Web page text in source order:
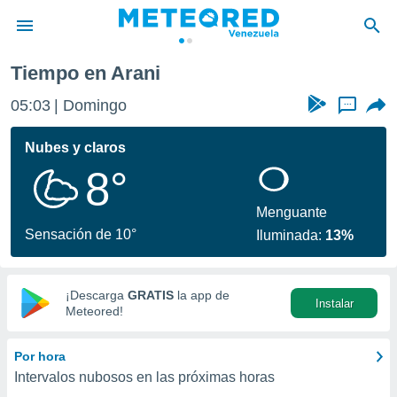
de
ha
calidad.
a este
las
y
digital
basada
Tiempo en Arani
05:03 Domingo ...
Nubes y claros
8°
Sensación de 10°
Menguante
Iluminada: 13%
¡Descarga GRATIS la app de
Meteored!
Instalar
Por hora
Intervalos nubosos en las próximas horas